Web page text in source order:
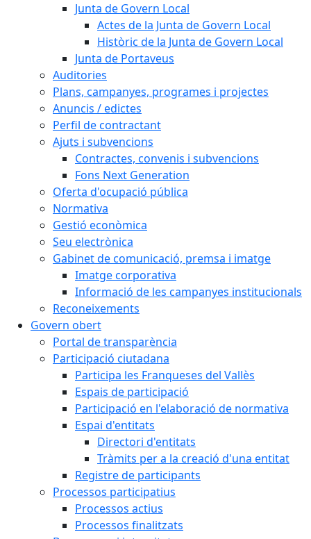
Junta de Govern Local
Actes de la Junta de Govern Local
Històric de la Junta de Govern Local
Junta de Portaveus
Auditories
Plans, campanyes, programes i projectes
Anuncis / edictes
Perfil de contractant
Ajuts i subvencions
Contractes, convenis i subvencions
Fons Next Generation
Oferta d'ocupació pública
Normativa
Gestió econòmica
Seu electrònica
Gabinet de comunicació, premsa i imatge
Imatge corporativa
Informació de les campanyes institucionals
Reconeixements
Govern obert
Portal de transparència
Participació ciutadana
Participa les Franqueses del Vallès
Espais de participació
Participació en l'elaboració de normativa
Espai d'entitats
Directori d'entitats
Tràmits per a la creació d'una entitat
Registre de participants
Processos participatius
Processos actius
Processos finalitzats